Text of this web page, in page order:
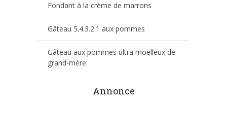
Fondant à la crème de marrons
Gâteau 5.4.3.2.1 aux pommes
Gâteau aux pommes ultra moelleux de
grand-mère
Annonce